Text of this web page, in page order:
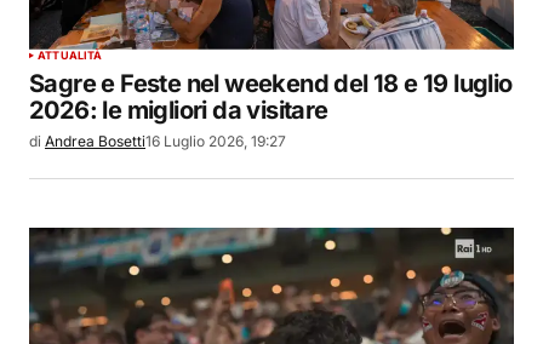
ATTUALITÀ
Sagre e Feste nel weekend del 18 e 19 luglio
2026: le migliori da visitare
di Andrea Bosetti16 Luglio 2026, 19:27